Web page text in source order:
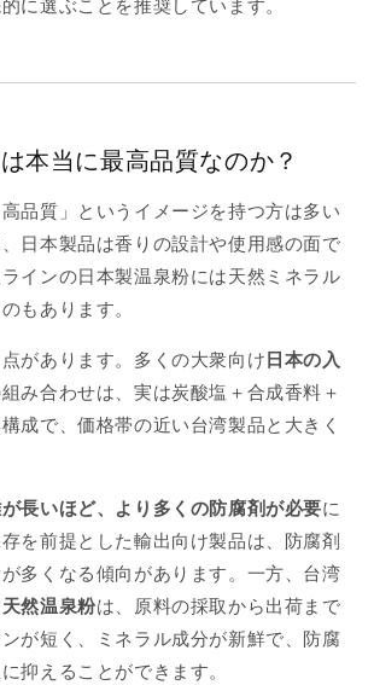
本当に最高品質なのか？
高品質」というイメージを持つ方は多い
日本製品は香りの設計や使用感の面で
インの日本製温泉粉には天然ミネラル
もあります。
があります。多くの大衆向け日本の入
み合わせは、実は炭酸塩＋合成香料＋
成で、価格帯の近い台湾製品と大きく
長いほど、より多くの防腐剤が必要に
を前提とした輸出向け製品は、防腐剤
多くなる傾向があります。一方、台湾
天然温泉粉は、原料の採取から出荷まで
が短く、ミネラル成分が新鮮で、防腐
抑えることができます。